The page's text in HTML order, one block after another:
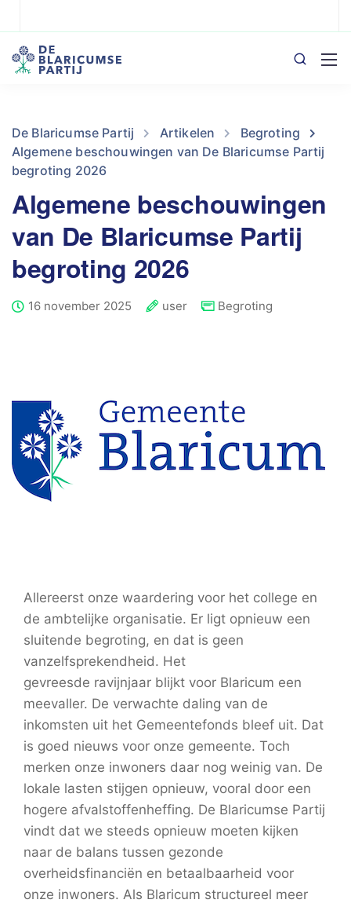
De Blaricumse Partij Artikelen
Begroting
Algemene beschouwingen van De Blaricumse Partij
begroting 2026
Algemene beschouwingen
van De Blaricumse Partij
begroting 2026
16 november 2025 user Begroting
Allereerst onze waardering voor het college en
de ambtelijke organisatie. Er ligt opnieuw een
sluitende begroting, en dat is geen
vanzelfsprekendheid. Het
gevreesde ravijnjaar blijkt voor Blaricum een
meevaller. De verwachte daling van de
inkomsten uit het Gemeentefonds bleef uit. Dat
is goed nieuws voor onze gemeente. Toch
merken onze inwoners daar nog weinig van. De
lokale lasten stijgen opnieuw, vooral door een
hogere afvalstoffenheffing. De Blaricumse Partij
vindt dat we steeds opnieuw moeten kijken
naar de balans tussen gezonde
overheidsfinanciën en betaalbaarheid voor
onze inwoners. Als Blaricum structureel meer